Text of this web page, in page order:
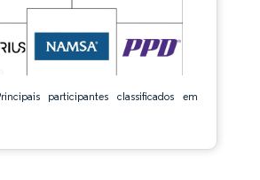
participantes classificados em